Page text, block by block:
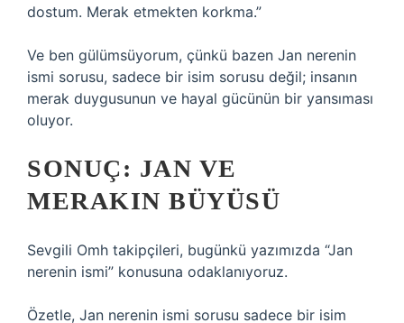
dostum. Merak etmekten korkma.”
Ve ben gülümsüyorum, çünkü bazen Jan nerenin
ismi sorusu, sadece bir isim sorusu değil; insanın
merak duygusunun ve hayal gücünün bir yansıması
oluyor.
SONUÇ: JAN VE
MERAKIN BÜYÜSÜ
Sevgili Omh takipçileri, bugünkü yazımızda “Jan
nerenin ismi” konusuna odaklanıyoruz.
Özetle, Jan nerenin ismi sorusu sadece bir isim